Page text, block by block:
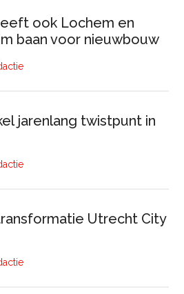
ook Lochem en
baan voor nieuwbouw
jarenlang twistpunt in
Utrecht City